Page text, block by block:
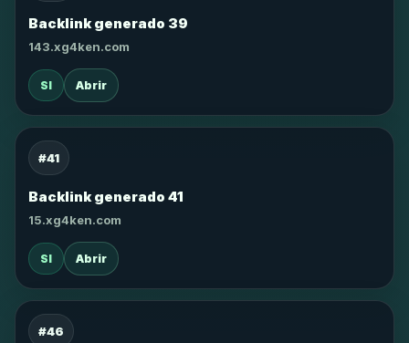
Backlink generado 39
143.xg4ken.com
SI Abrir
#41
Backlink generado 41
15.xg4ken.com
SI Abrir
#46